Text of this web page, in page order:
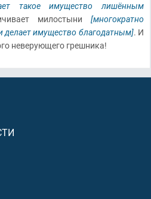
такое имущество лишённым
милостыни [многократно
делает имущество благодатным]. И
неверующего грешника!